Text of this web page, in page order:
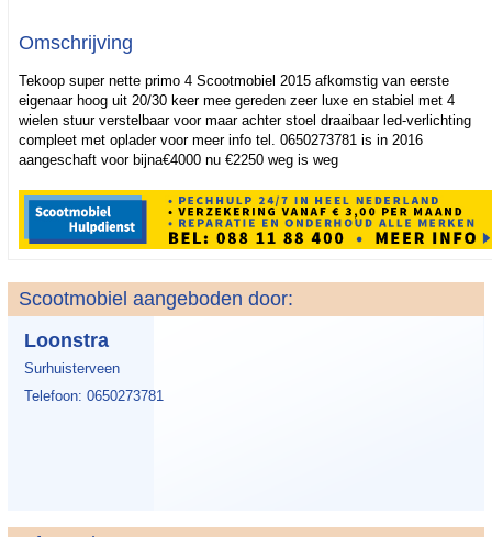
Omschrijving
Tekoop super nette primo 4 Scootmobiel 2015 afkomstig van eerste
eigenaar hoog uit 20/30 keer mee gereden zeer luxe en stabiel met 4
wielen stuur verstelbaar voor maar achter stoel draaibaar led-verlichting
compleet met oplader voor meer info tel. 0650273781 is in 2016
aangeschaft voor bijna€4000 nu €2250 weg is weg
Scootmobiel aangeboden door:
Loonstra
Surhuisterveen
Telefoon: 0650273781